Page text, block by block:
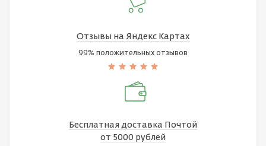
Отзывы на Яндекс Картах
99% положительных отзывов
Бесплатная доставка Почтой
от 5000 рублей